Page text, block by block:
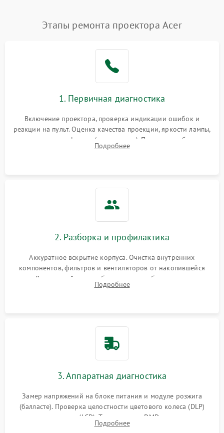
Нестабильная яркость или
контраст
4000 ₽ Подробнее →
Неравномерная подсветка
автоматическая коррекция
трапеции (Keystone)
Проблемы с
масштабированием
Подробнее →
Этапы ремонта проектора Acer
1. Первичная диагностика
Включение проектора, проверка индикации ошибок и
реакции на пульт. Оценка качества проекции, яркости лампы,
наличия артефактов (точки, пятна). Проверка работы
системы охлаждения по уровню шума вентиляторов.
Подробнее
2. Разборка и профилактика
Аккуратное вскрытие корпуса. Очистка внутренних
компонентов, фильтров и вентиляторов от накопившейся
пыли. Визуальный осмотр блока питания, балласта лампы и
материнской платы на наличие прогаров или вздутых
Подробнее
3. Аппаратная диагностика
Замер напряжений на блоке питания и модуле розжига
(балласте). Проверка целостности цветового колеса (DLP)
или поляризаторов (LCD). Тестирование DMD-чипа, датчиков
температуры и оптопар с помощью мультиметра и
Подробнее